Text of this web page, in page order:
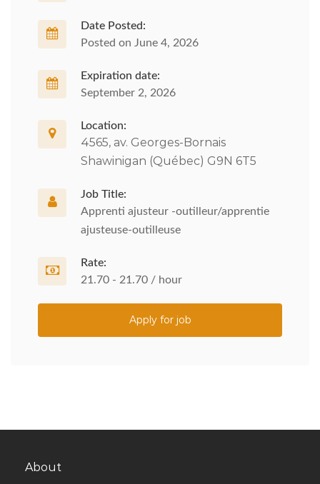
Date Posted:
Posted on June 4, 2026
Expiration date:
September 2, 2026
Location:
4565, av. Georges-Bornais
Shawinigan (Québec) G9N 6T5
Job Title:
Apprenti ajusteur -outilleur/apprentie
ajusteuse-outilleuse
Rate:
21.70 - 21.70 / hour
Apply for job
About